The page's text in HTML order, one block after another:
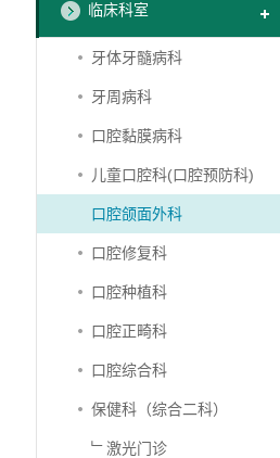
临床科室
牙体牙髓病科
牙周病科
口腔黏膜病科
儿童口腔科(口腔预防科)
口腔颌面外科
口腔修复科
口腔种植科
口腔正畸科
口腔综合科
保健科（综合二科）
﹂激光门诊